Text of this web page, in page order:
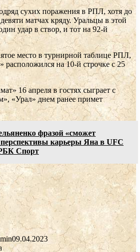
сухих поражения в РПЛ, хотя до
матчах кряду. Уральцы в этой
удар в створ, и тот на 92-й
место в турнирной таблице РПЛ,
расположился на 10-й строчке с 25
16 апреля в гостях сыграет с
«Урал» днем ранее примет
фразой «сможет
карьеры Яна в UFC
Спорт
09.04.2023